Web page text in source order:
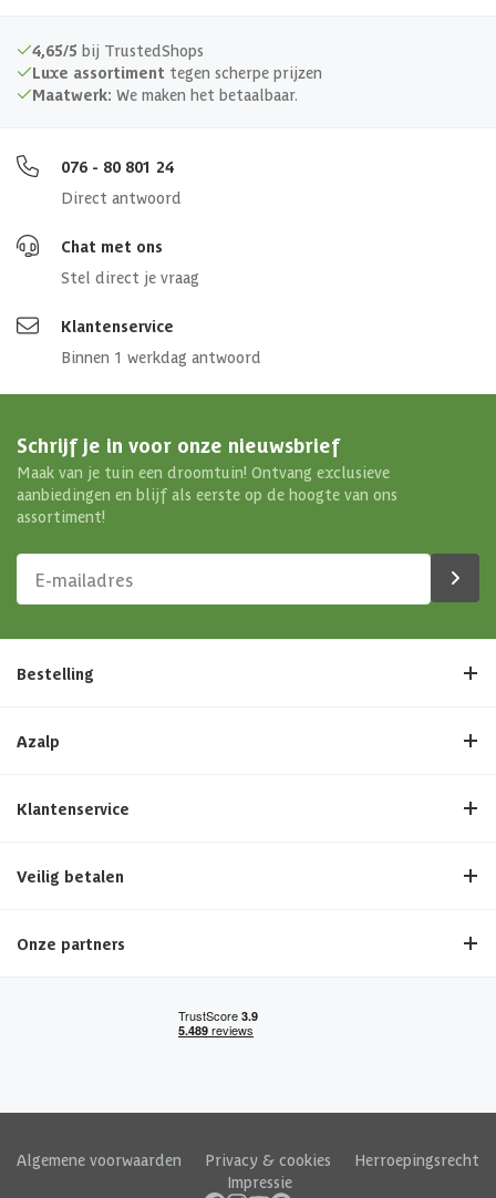
4,65/5 bij TrustedShops
Luxe assortiment tegen scherpe prijzen
Maatwerk: We maken het betaalbaar.
076 - 80 801 24
Direct antwoord
Chat met ons
Stel direct je vraag
Klantenservice
Binnen 1 werkdag antwoord
Schrijf je in voor onze nieuwsbrief
Maak van je tuin een droomtuin! Ontvang exclusieve
aanbiedingen en blijf als eerste op de hoogte van ons
assortiment!
Bestelling
Azalp
Klantenservice
Veilig betalen
Onze partners
Algemene voorwaarden Privacy & cookies
Herroepingsrecht
Impressie